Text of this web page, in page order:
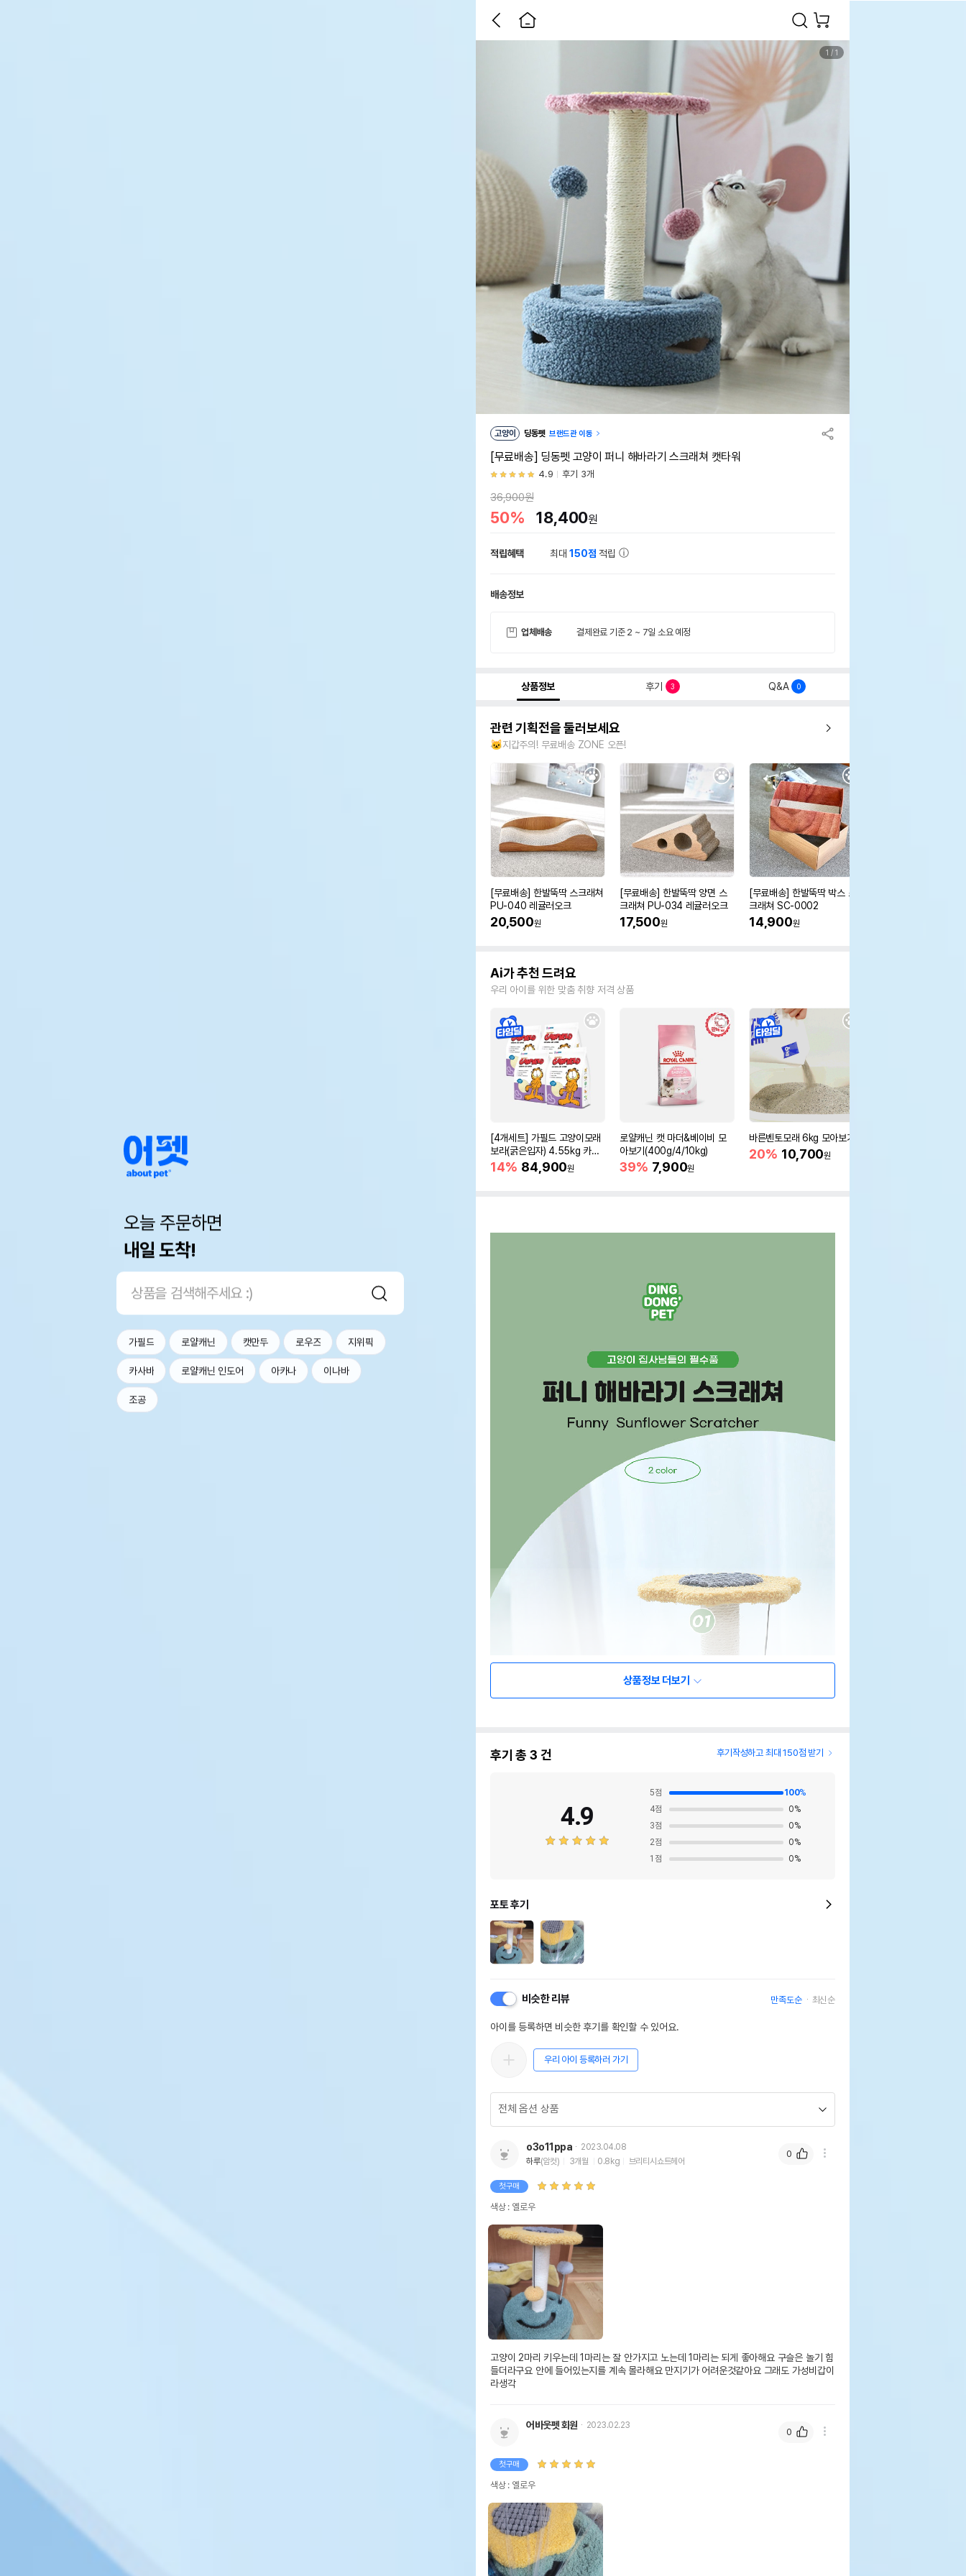
오늘 주문하면
내일 도착!
가필드 로얄캐닌 캣만두 로우즈 지위픽
카사바 로얄캐닌 인도어 아카나 이나바
조공
1 / 1
고양이 딩동펫 브랜드관 이동
[무료배송] 딩동펫 고양이 퍼니 해바라기 스크래쳐 캣타워
4.9 후기 3개
36,900원
50% 18,400원
적립혜택 최대150점 적립
배송정보
업체배송 결제완료 기준 2 ~ 7일 소요 예정
상품정보 후기 3 Q&A 0
관련 기획전을 둘러보세요
🐱지갑주의! 무료배송 ZONE 오픈!
[무료배송] 한발뚝딱 스크래쳐
PU-040 레귤러오크
20,500원
[무료배송] 한발뚝딱 양면 스
크래쳐 PU-034 레귤러오크
17,500원
[무료배송] 한발뚝딱 박스 스
크래쳐 SC-0002
14,900원
Ai가 추천 드려요
우리 아이를 위한 맞춤 취향 저격 상품
[4개세트] 가필드 고양이모래
보라(굵은입자) 4.55kg 카사
바모래
14% 84,900원
로얄캐닌 캣 마더&베이비 모
아보기(400g/4/10kg)
39% 7,900원
바른벤토모래 6kg 모아보기
20% 10,700원
상품정보 더보기
후기 총 3 건 후기작성하고 최대 150점 받기
4.9
5점 100%
4점 0%
3점 0%
2점 0%
1 점 0%
포토 후기
비슷한 리뷰 만족도순 최신순
아이를 등록하면 비슷한 후기를 확인할 수 있어요.
우리 아이 등록하러 가기
o3o11ppa
2023.04.08
하루(암컷) 3개월 0.8kg 브리티시쇼트헤어
첫구매
색상 : 옐로우
고양이 2마리 키우는데 1마리는 잘 안가지고 노는데 1마리는 되게 좋아해요 구슬은 놀기 힘
들더라구요 안에 들어있는지를 계속 몰라해요 만지기가 어려운것같아요 그래도 가성비갑이
라생각
0
어바웃펫 회원 2023.02.23
첫구매
색상 : 옐로우
0